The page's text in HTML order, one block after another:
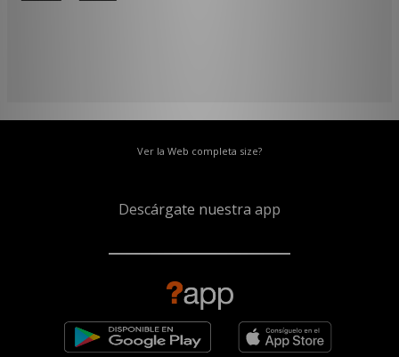
Ver la Web completa size?
Descárgate nuestra app